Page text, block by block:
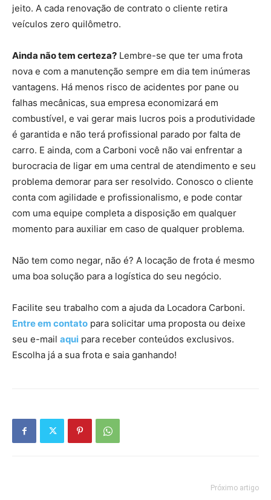
jeito. A cada renovação de contrato o cliente retira
veículos zero quilômetro.
Ainda não tem certeza? Lembre-se que ter uma frota
nova e com a manutenção sempre em dia tem inúmeras
vantagens. Há menos risco de acidentes por pane ou
falhas mecânicas, sua empresa economizará em
combustível, e vai gerar mais lucros pois a produtividade
é garantida e não terá profissional parado por falta de
carro. E ainda, com a Carboni você não vai enfrentar a
burocracia de ligar em uma central de atendimento e seu
problema demorar para ser resolvido. Conosco o cliente
conta com agilidade e profissionalismo, e pode contar
com uma equipe completa a disposição em qualquer
momento para auxiliar em caso de qualquer problema.
Não tem como negar, não é? A locação de frota é mesmo
uma boa solução para a logística do seu negócio.
Facilite seu trabalho com a ajuda da Locadora Carboni.
Entre em contato para solicitar uma proposta ou deixe
seu e-mail aqui para receber conteúdos exclusivos.
Escolha já a sua frota e saia ganhando!
Próximo artigo